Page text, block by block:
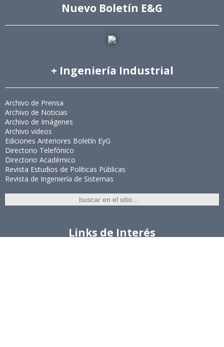
Nuevo Boletín E&G
+ Ingeniería Industrial
Archivo de Prensa
Archivo de Noticias
Archivo de Imágenes
Archivo videos
Ediciones Anteriores Boletín EyG
Directorio Telefónico
Directorio Académico
Revista Estudios de Políticas Públicas
Revista de Ingeniería de Sistemas
Links de Interés